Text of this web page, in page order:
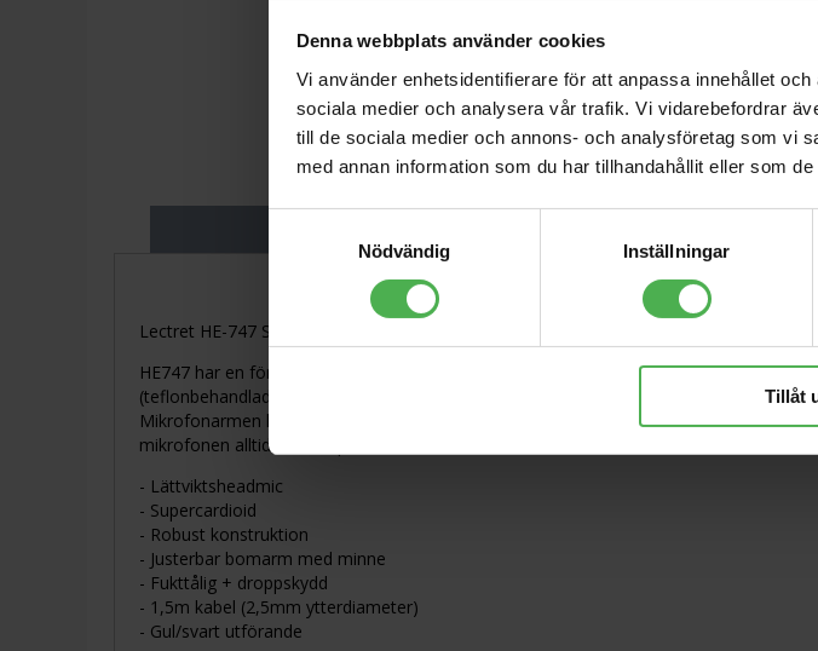
Denna webbplats använder cookies
Vi använder enhetsidentifierare för att anpassa innehållet
sociala medier och analysera vår trafik. Vi vidarebefordrar
till de sociala medier och annons- och analysföretag som vi
med annan information som du har tillhandahållit eller som
Nödvändig
Inställningar
Tillåt
Lectret HE-747 Sport är en gummigjuten lättviktsheadmic med suverän passform.
HE747 har en försegling som skyddar mot fukt och damm. Det har ett nytt slitstarkt
(teflonbehandlad polyetylen) vilket gör att kabeln tål upp till fyra gånger mer belastning.
Mikrofonarmen har blivit ännu smidigare, endast 4 mm i diameter. Armen är
mikrofonen alltid är rätt i position.
- Lättviktsheadmic
- Supercardioid
- Robust konstruktion
- Justerbar bomarm med minne
- Fukttålig + droppskydd
- 1,5m kabel (2,5mm ytterdiameter)
- Gul/svart utförande